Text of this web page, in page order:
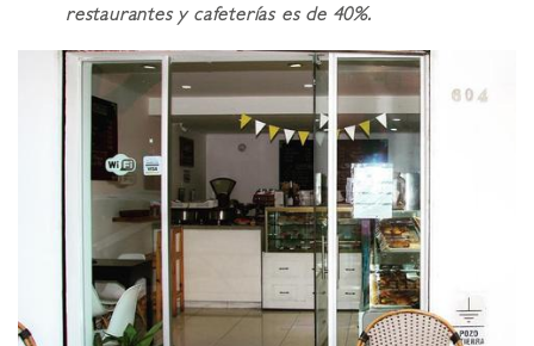
restaurantes y cafeterías es de 40%.